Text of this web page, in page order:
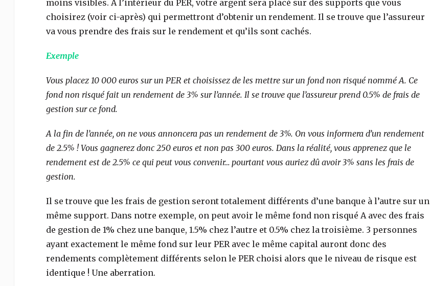
moins visibles. A l’intérieur du PER, votre argent sera placé sur des supports que vous
choisirez (voir ci-après) qui permettront d’obtenir un rendement. Il se trouve que l’assureur
va vous prendre des frais sur le rendement et qu’ils sont cachés.
Exemple
Vous placez 10 000 euros sur un PER et choisissez de les mettre sur un fond non risqué nommé A. Ce
fond non risqué fait un rendement de 3% sur l’année. Il se trouve que l’assureur prend 0.5% de frais de
gestion sur ce fond.
A la fin de l’année, on ne vous annoncera pas un rendement de 3%. On vous informera d’un rendement
de 2.5% ! Vous gagnerez donc 250 euros et non pas 300 euros. Dans la réalité, vous apprenez que le
rendement est de 2.5% ce qui peut vous convenir… pourtant vous auriez dû avoir 3% sans les frais de
gestion.
Il se trouve que les frais de gestion seront totalement différents d’une banque à l’autre sur un
même support. Dans notre exemple, on peut avoir le même fond non risqué A avec des frais
de gestion de 1% chez une banque, 1.5% chez l’autre et 0.5% chez la troisième. 3 personnes
ayant exactement le même fond sur leur PER avec le même capital auront donc des
rendements complètement différents selon le PER choisi alors que le niveau de risque est
identique ! Une aberration.